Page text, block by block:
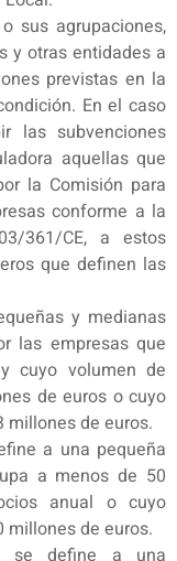
sus agrupaciones,
y otras entidades a
previstas en la
En el caso
las subvenciones
aquellas que
la Comisión para
conforme a la
361/CE, a estos
que definen las
y medianas
las empresas que
cuyo volumen de
de euros o cuyo
millones de euros.
a una pequeña
a menos de 50
anual o cuyo
millones de euros.
se define a una